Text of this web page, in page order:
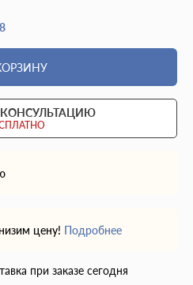
цену! Подробнее
при заказе сегодня